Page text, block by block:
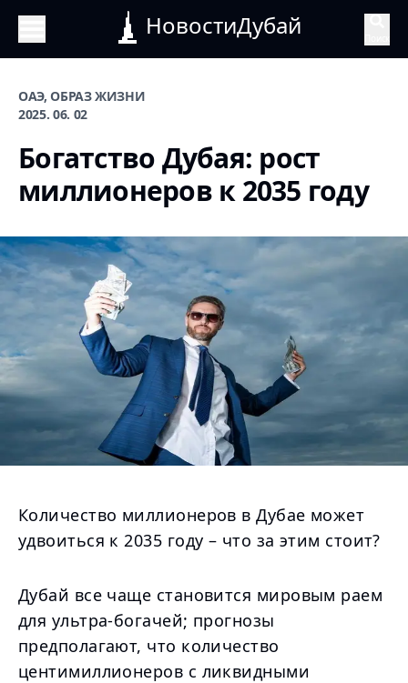
НовостиДубай
ОАЭ, ОБРАЗ ЖИЗНИ
2025. 06. 02
Богатство Дубая: рост
миллионеров к 2035 году
Количество миллионеров в Дубае может
удвоиться к 2035 году – что за этим стоит?
Дубай все чаще становится мировым раем
для ультра-богачей; прогнозы
предполагают, что количество
центимиллионеров с ликвидными